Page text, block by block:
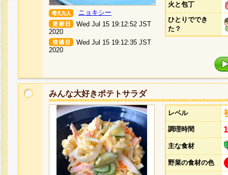
ニョキシー
Wed Jul 15 19:12:52 JST
2020
Wed Jul 15 19:12:35 JST
2020
火と包丁
ひとりででき
た？
みんな大好きポテトサラダ
レベル
調理時間
主な食材
野菜の食材の色